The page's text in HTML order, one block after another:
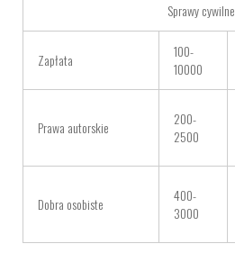
Sprawy cywilne
Zapłata
100-
10000
Prawa autorskie
200-
2500
Dobra osobiste
400-
3000